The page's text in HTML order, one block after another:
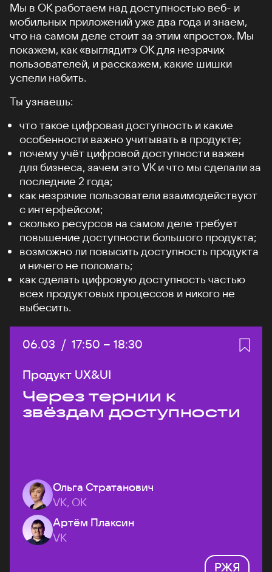
Мы в ОК работаем над доступностью веб- и
мобильных приложений уже два года и знаем,
что на самом деле стоит за этим «просто». Мы
покажем, как «выглядит» ОК для незрячих
пользователей, и расскажем, какие шишки
успели набить.
Ты узнаешь:
что такое цифровая доступность и какие
особенности важно учитывать в продукте;
почему учёт цифровой доступности важен
для бизнеса, зачем это VK и что мы сделали за
последние 2 года;
как незрячие пользователи взаимодействуют
с интерфейсом;
сколько ресурсов на самом деле требует
повышение доступности большого продукта;
возможно ли повысить доступность продукта
и ничего не поломать;
как сделать цифровую доступность частью
всех продуктовых процессов и никого не
выбесить.
Дата:
06.03 / Начало:
17:50 – Конец:
18:30
Продукт UX&UI
Через тернии к
звёздам доступности
Ольга Стратанович
VK, ОК
Артём Плаксин
VK
РЖЯ